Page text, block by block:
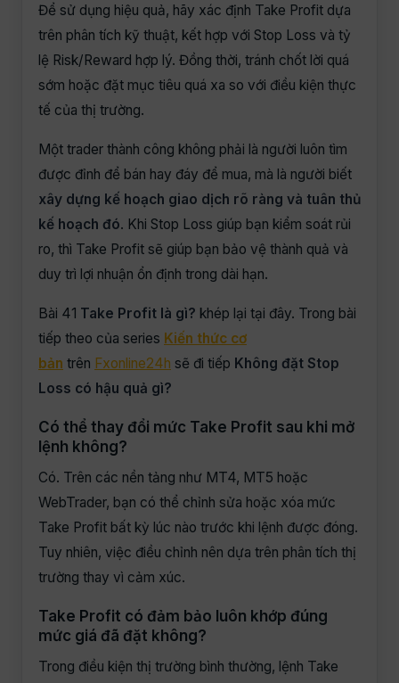
Để sử dụng hiệu quả, hãy xác định Take Profit dựa
trên phân tích kỹ thuật, kết hợp với Stop Loss và tỷ
lệ Risk/Reward hợp lý. Đồng thời, tránh chốt lời quá
sớm hoặc đặt mục tiêu quá xa so với điều kiện thực
tế của thị trường.
Một trader thành công không phải là người luôn tìm
được đỉnh để bán hay đáy để mua, mà là người biết
xây dựng kế hoạch giao dịch rõ ràng và tuân thủ
kế hoạch đó. Khi Stop Loss giúp bạn kiểm soát rủi
ro, thì Take Profit sẽ giúp bạn bảo vệ thành quả và
duy trì lợi nhuận ổn định trong dài hạn.
Bài 41 Take Profit là gì? khép lại tại đây. Trong bài
tiếp theo của series Kiến thức cơ
bản trên Fxonline24h sẽ đi tiếp Không đặt Stop
Loss có hậu quả gì?
Có thể thay đổi mức Take Profit sau khi mở
lệnh không?
Có. Trên các nền tảng như MT4, MT5 hoặc
WebTrader, bạn có thể chỉnh sửa hoặc xóa mức
Take Profit bất kỳ lúc nào trước khi lệnh được đóng.
Tuy nhiên, việc điều chỉnh nên dựa trên phân tích thị
trường thay vì cảm xúc.
Take Profit có đảm bảo luôn khớp đúng
mức giá đã đặt không?
Trong điều kiện thị trường bình thường, lệnh Take